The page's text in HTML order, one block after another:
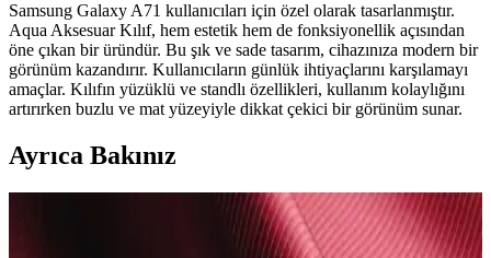
Samsung Galaxy A71 kullanıcıları için özel olarak tasarlanmıştır.
Aqua Aksesuar Kılıf, hem estetik hem de fonksiyonellik açısından
öne çıkan bir üründür. Bu şık ve sade tasarım, cihazınıza modern bir
görünüm kazandırır. Kullanıcıların günlük ihtiyaçlarını karşılamayı
amaçlar. Kılıfın yüzüklü ve standlı özellikleri, kullanım kolaylığını
artırırken buzlu ve mat yüzeyiyle dikkat çekici bir görünüm sunar.
Ayrıca Bakınız
Telefon Kamera Lens Koruyucularının Gerekliliği ve
Optik Performansa Etkileri